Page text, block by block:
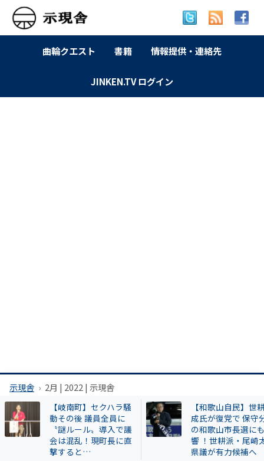
曲輪クエスト 書籍 情報提供・連絡先
JINKEN.TV ログイン
示現舎 2月 | 2022 | 示現舎
【岐南町】セクハラ騒
動その後 議員全員に
〝謎ルール〟導入で議
会は混乱！現町長に直
撃すると…
【和歌山自民】世
成氏が復党で 保守
の和歌山市長選に
響 ！世耕派・尾崎
県議が有力候補へ